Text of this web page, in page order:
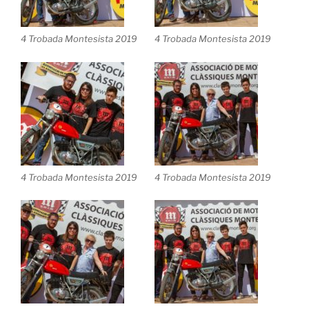
4 Trobada Montesista 2019 4 Trobada Montesista 2019
4 Trobada Montesista 2019 4 Trobada Montesista 2019